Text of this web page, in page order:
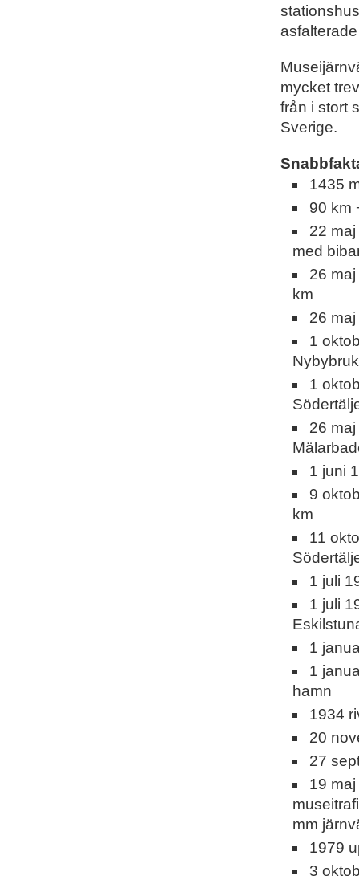
mycket
från i stort
Sverige.
1435
90 km
22
med
26
km
26
1
1
26
1 juni
9
km
11
1 juli
1 juli
1
1
hamn
1934
20
27
19
mm
1979
3